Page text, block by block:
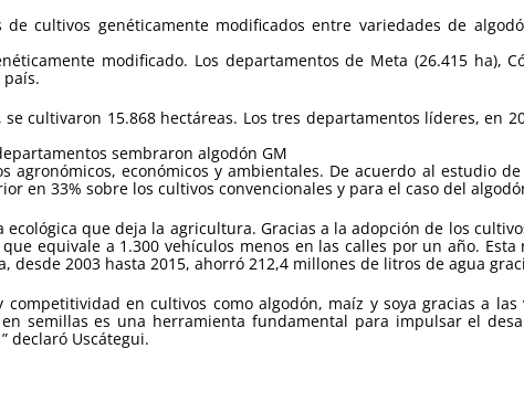
de cultivos genéticamente modificados entre variedades de
modificado. Los departamentos de Meta (26.415 ha),
cultivaron 15.868 hectáreas. Los tres departamentos líderes, en
sembraron algodón GM
agronómicos, económicos y ambientales. De acuerdo al estudio
en 33% sobre los cultivos convencionales y para el caso del
que deja la agricultura. Gracias a la adopción de los
equivale a 1.300 vehículos menos en las calles por un año.
desde 2003 hasta 2015, ahorró 212,4 millones de litros de agua
en cultivos como algodón, maíz y soya gracias a
semillas es una herramienta fundamental para impulsar el
declaró Uscátegui.